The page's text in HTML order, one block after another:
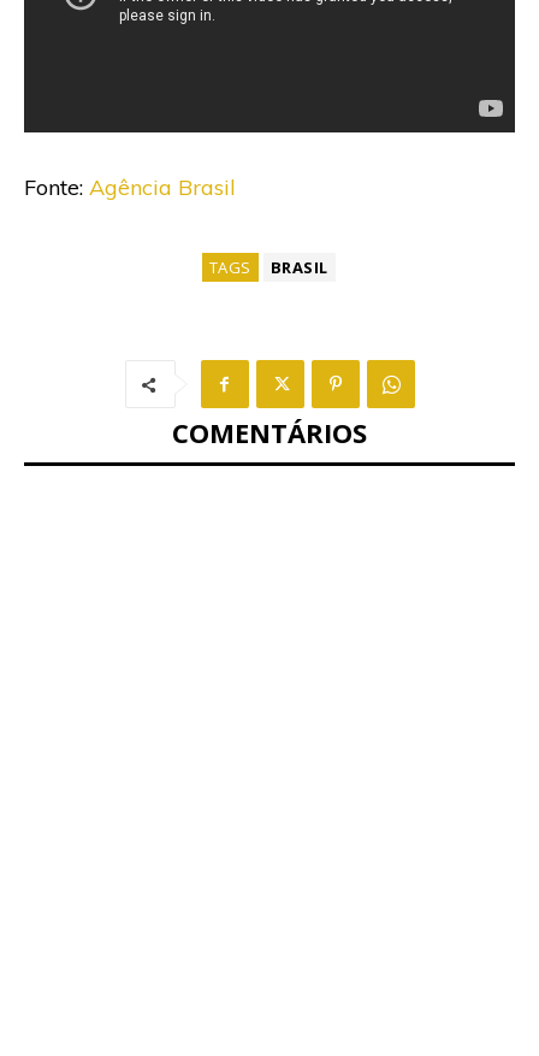
Fonte: Agência Brasil
TAGS BRASIL
COMENTÁRIOS